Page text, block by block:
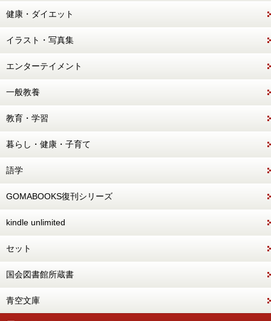
健康・ダイエット
イラスト・写真集
エンターテイメント
一般教養
教育・学習
暮らし・健康・子育て
語学
GOMABOOKS復刊シリーズ
kindle unlimited
セット
国会図書館所蔵書
青空文庫